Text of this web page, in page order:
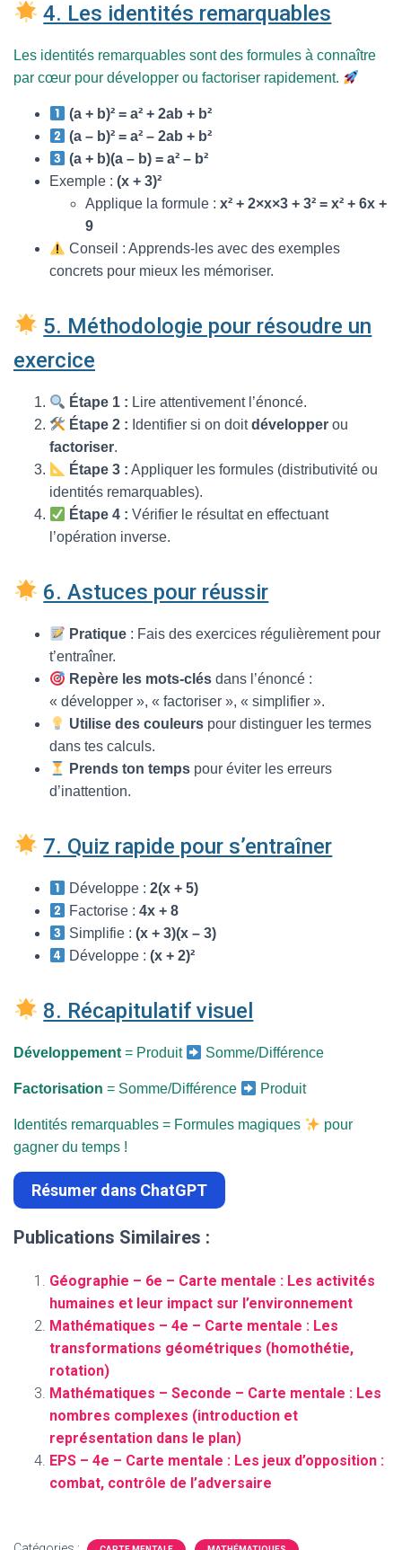
4. Les identités remarquables
Les identités remarquables sont des formules à connaître
par cœur pour développer ou factoriser rapidement.
(a + b)² = a² + 2ab + b²
(a – b)² = a² – 2ab + b²
(a + b)(a – b) = a² – b²
Exemple : (x + 3)²
Applique la formule : x² + 2×x×3 + 3² = x² + 6x +
9
Conseil : Apprends-les avec des exemples
concrets pour mieux les mémoriser.
5. Méthodologie pour résoudre un
exercice
Étape 1 : Lire attentivement l’énoncé.
Étape 2 : Identifier si on doitdévelopper ou
factoriser.
Étape 3 : Appliquer les formules (distributivité ou
identités remarquables).
Étape 4 : Vérifier le résultat en effectuant
l’opération inverse.
6. Astuces pour réussir
Pratique : Fais des exercices régulièrement pour
t’entraîner.
Repère les mots-clés dans l’énoncé :
« développer », « factoriser », « simplifier ».
Utilise des couleurs pour distinguer les termes
dans tes calculs.
Prends ton temps pour éviter les erreurs
d’inattention.
7. Quiz rapide pour s’entraîner
Développe :2(x + 5)
Factorise :4x + 8
Simplifie :(x + 3)(x – 3)
Développe :(x + 2)²
8. Récapitulatif visuel
Développement = Produit Somme/Différence
Factorisation = Somme/Différence Produit
Identités remarquables = Formules magiques
pour
gagner du temps !
Résumer dans ChatGPT
Publications Similaires :
Géographie – 6e – Carte mentale : Les activités
humaines et leur impact sur l’environnement
Mathématiques – 4e – Carte mentale : Les
transformations géométriques (homothétie,
rotation)
Mathématiques – Seconde – Carte mentale : Les
nombres complexes (introduction et
représentation dans le plan)
EPS – 4e – Carte mentale : Les jeux d’opposition :
combat, contrôle de l’adversaire